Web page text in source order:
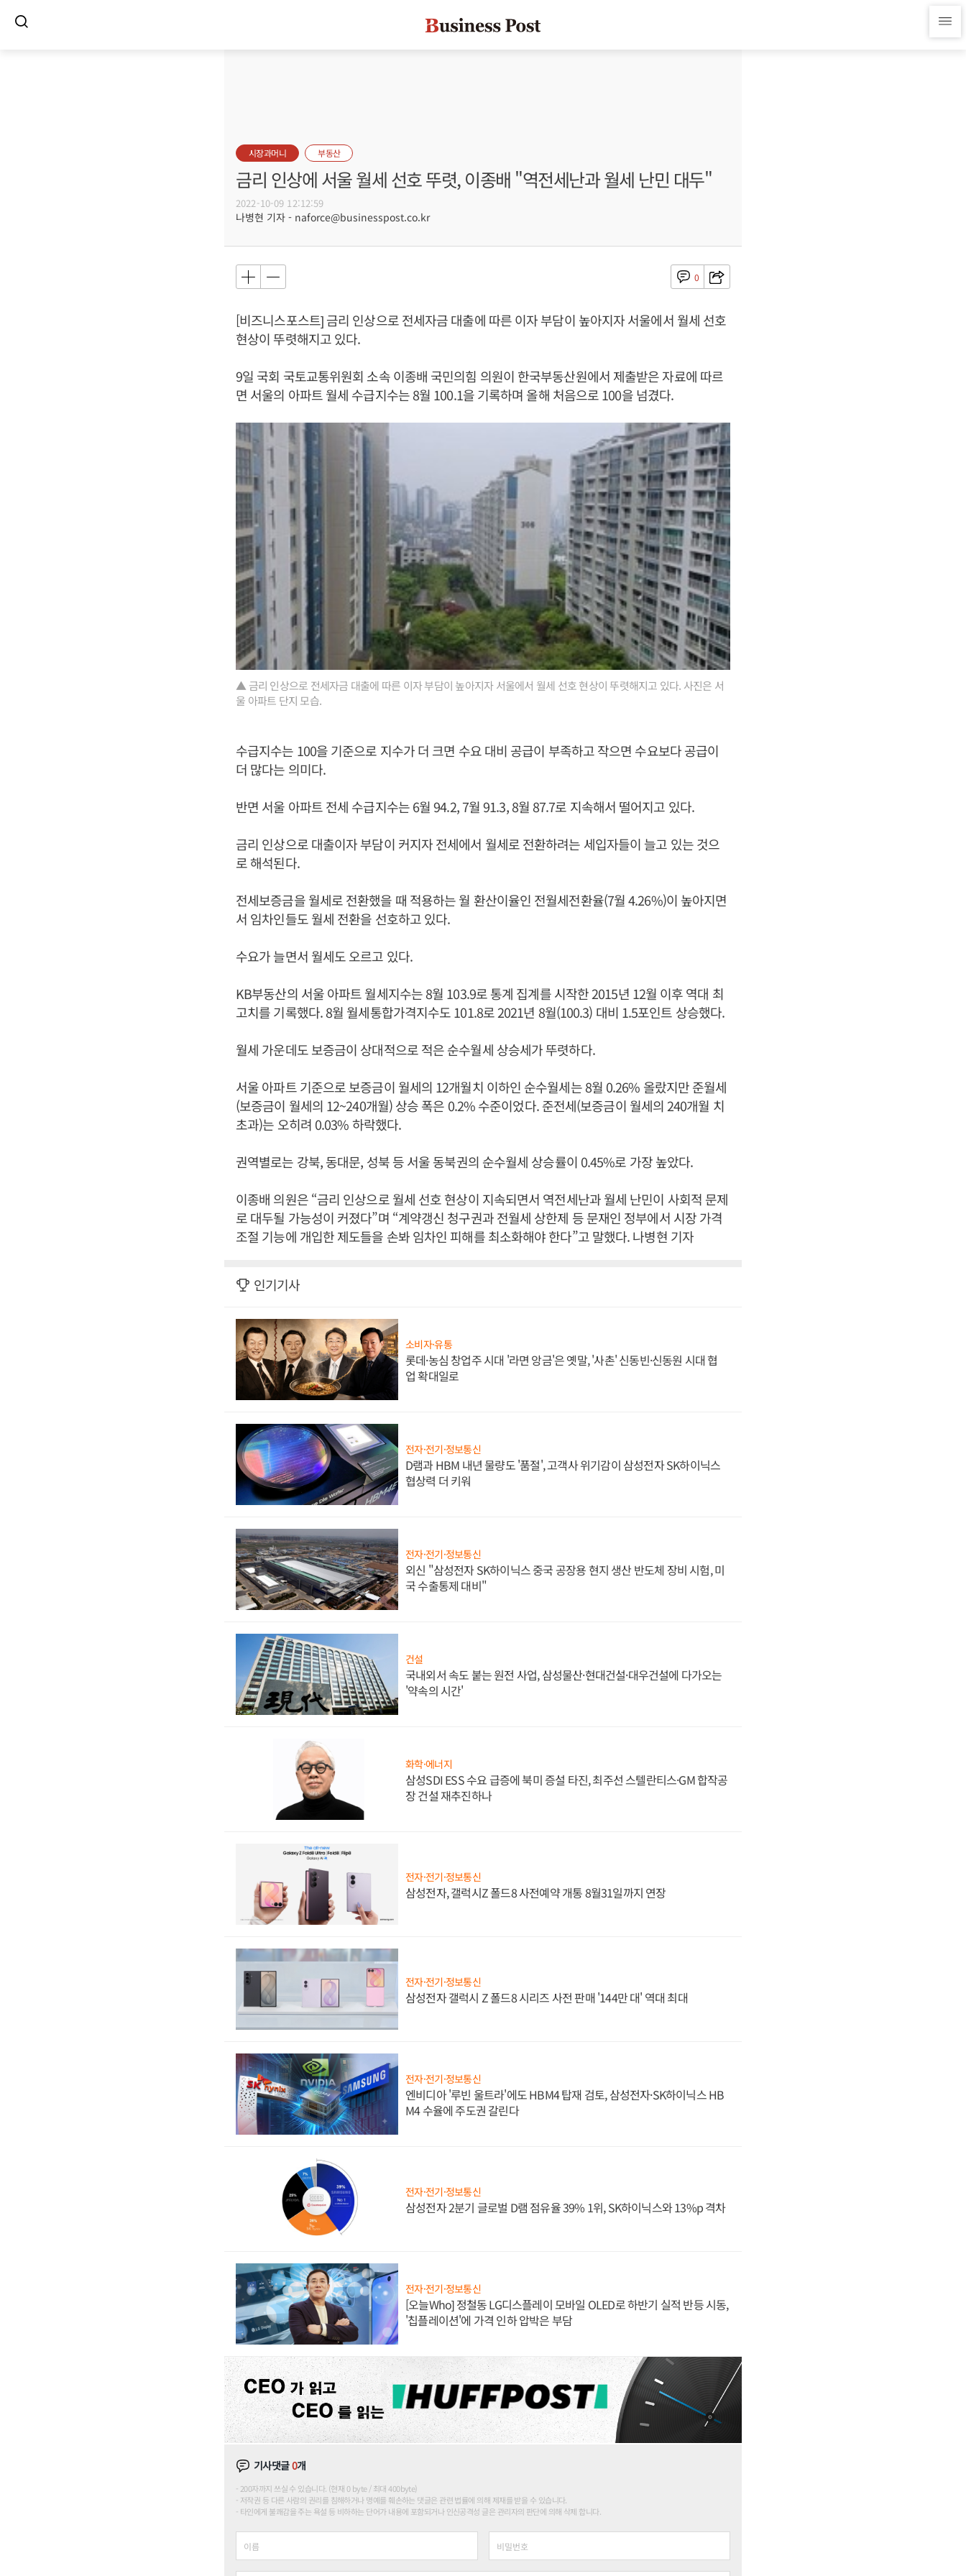
시장과머니 부동산
금리 인상에 서울 월세 선호 뚜렷, 이종배 "역전세난과 월세 난민 대두"
2022-10-09 12:12:59
나병현 기자 - naforce@businesspost.co.kr
0
[비즈니스포스트] 금리 인상으로 전세자금 대출에 따른 이자 부담이 높아지자 서울에서 월세 선호
현상이 뚜렷해지고 있다.
9일 국회 국토교통위원회 소속 이종배 국민의힘 의원이 한국부동산원에서 제출받은 자료에 따르
면 서울의 아파트 월세 수급지수는 8월 100.1을 기록하며 올해 처음으로 100을 넘겼다.
▲ 금리 인상으로 전세자금 대출에 따른 이자 부담이 높아지자 서울에서 월세 선호 현상이 뚜렷해지고 있다. 사진은 서
울 아파트 단지 모습.
수급지수는 100을 기준으로 지수가 더 크면 수요 대비 공급이 부족하고 작으면 수요보다 공급이
더 많다는 의미다.
반면 서울 아파트 전세 수급지수는 6월 94.2, 7월 91.3, 8월 87.7로 지속해서 떨어지고 있다.
금리 인상으로 대출이자 부담이 커지자 전세에서 월세로 전환하려는 세입자들이 늘고 있는 것으
로 해석된다.
전세보증금을 월세로 전환했을 때 적용하는 월 환산이율인 전월세전환율(7월 4.26%)이 높아지면
서 임차인들도 월세 전환을 선호하고 있다.
수요가 늘면서 월세도 오르고 있다.
KB부동산의 서울 아파트 월세지수는 8월 103.9로 통계 집계를 시작한 2015년 12월 이후 역대 최
고치를 기록했다. 8월 월세통합가격지수도 101.8로 2021년 8월(100.3) 대비 1.5포인트 상승했다.
월세 가운데도 보증금이 상대적으로 적은 순수월세 상승세가 뚜렷하다.
서울 아파트 기준으로 보증금이 월세의 12개월치 이하인 순수월세는 8월 0.26% 올랐지만 준월세
(보증금이 월세의 12~240개월) 상승 폭은 0.2% 수준이었다. 준전세(보증금이 월세의 240개월 치
초과)는 오히려 0.03% 하락했다.
권역별로는 강북, 동대문, 성북 등 서울 동북권의 순수월세 상승률이 0.45%로 가장 높았다.
이종배 의원은 “금리 인상으로 월세 선호 현상이 지속되면서 역전세난과 월세 난민이 사회적 문제
로 대두될 가능성이 커졌다”며 “계약갱신 청구권과 전월세 상한제 등 문재인 정부에서 시장 가격
조절 기능에 개입한 제도들을 손봐 임차인 피해를 최소화해야 한다”고 말했다. 나병현 기자
인기기사
소비자·유통
롯데·농심 창업주 시대 '라면 앙금'은 옛말, '사촌' 신동빈·신동원 시대 협
업 확대일로
전자·전기·정보통신
D램과 HBM 내년 물량도 '품절', 고객사 위기감이 삼성전자 SK하이닉스
협상력 더 키워
전자·전기·정보통신
외신 "삼성전자 SK하이닉스 중국 공장용 현지 생산 반도체 장비 시험, 미
국 수출통제 대비"
건설
국내외서 속도 붙는 원전 사업, 삼성물산·현대건설·대우건설에 다가오는
'약속의 시간'
화학·에너지
삼성SDI ESS 수요 급증에 북미 증설 타진, 최주선 스텔란티스·GM 합작공
장 건설 재추진하나
전자·전기·정보통신
삼성전자, 갤럭시Z 폴드8 사전예약 개통 8월31일까지 연장
전자·전기·정보통신
삼성전자 갤럭시 Z 폴드8 시리즈 사전 판매 '144만 대' 역대 최대
전자·전기·정보통신
엔비디아 '루빈 울트라'에도 HBM4 탑재 검토, 삼성전자·SK하이닉스 HB
M4 수율에 주도권 갈린다
전자·전기·정보통신
삼성전자 2분기 글로벌 D램 점유율 39% 1위, SK하이닉스와 13%p 격차
전자·전기·정보통신
[오늘Who] 정철동 LG디스플레이 모바일 OLED로 하반기 실적 반등 시동,
'칩플레이션'에 가격 인하 압박은 부담
기사댓글0개
200자까지 쓰실 수 있습니다. (현재 0 byte / 최대 400byte)
저작권 등 다른 사람의 권리를 침해하거나 명예를 훼손하는 댓글은 관련 법률에 의해 제재를 받을 수 있습니다.
타인에게 불쾌감을 주는 욕설 등 비하하는 단어가 내용에 포함되거나 인신공격성 글은 관리자의 판단에 의해 삭제 합니다.